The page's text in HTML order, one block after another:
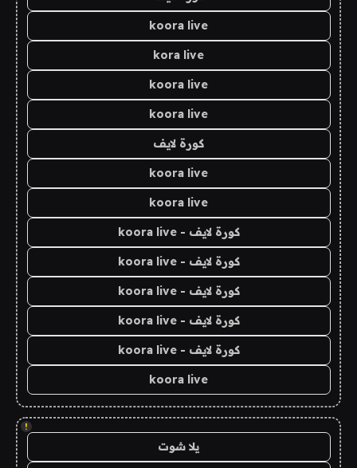
koora live
kora live
koora live
koora live
كورة لايف
koora live
koora live
كورة لايف - koora live
كورة لايف - koora live
كورة لايف - koora live
كورة لايف - koora live
كورة لايف - koora live
koora live
!
يلا شوت